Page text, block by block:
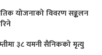
योजनाको विवरण सङ्कलन
३८ यमनी सैनिकको मृत्यु